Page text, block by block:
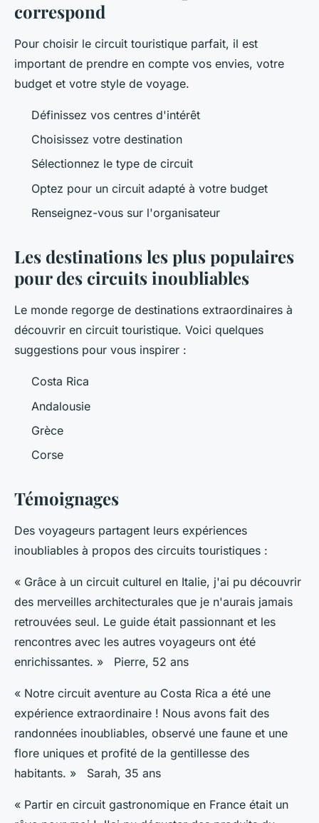
correspond
Pour choisir le circuit touristique parfait, il est
important de prendre en compte vos envies, votre
budget et votre style de voyage.
Définissez vos centres d'intérêt
Choisissez votre destination
Sélectionnez le type de circuit
Optez pour un circuit adapté à votre budget
Renseignez-vous sur l'organisateur
Les destinations les plus populaires
pour des circuits inoubliables
Le monde regorge de destinations extraordinaires à
découvrir en circuit touristique. Voici quelques
suggestions pour vous inspirer :
Costa Rica
Andalousie
Grèce
Corse
Témoignages
Des voyageurs partagent leurs expériences
inoubliables à propos des circuits touristiques :
« Grâce à un circuit culturel en Italie, j'ai pu découvrir
des merveilles architecturales que je n'aurais jamais
retrouvées seul. Le guide était passionnant et les
rencontres avec les autres voyageurs ont été
enrichissantes. » Pierre, 52 ans
« Notre circuit aventure au Costa Rica a été une
expérience extraordinaire ! Nous avons fait des
randonnées inoubliables, observé une faune et une
flore uniques et profité de la gentillesse des
habitants. » Sarah, 35 ans
« Partir en circuit gastronomique en France était un